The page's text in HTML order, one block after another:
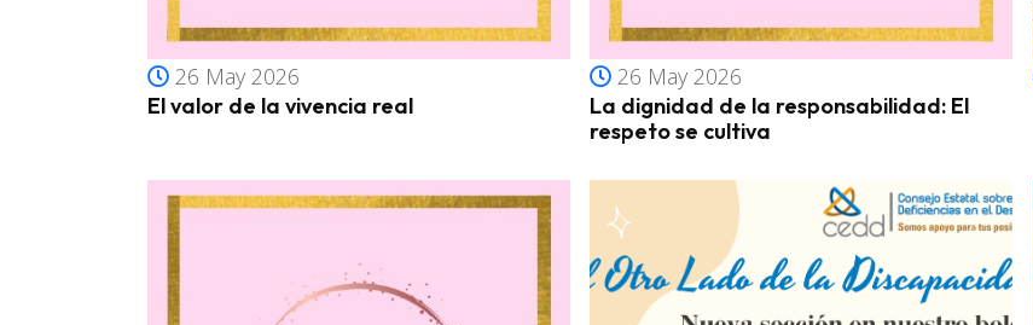
26 May 2026
El valor de la vivencia real
26 May 2026
La dignidad de la responsabilidad: El
respeto se cultiva